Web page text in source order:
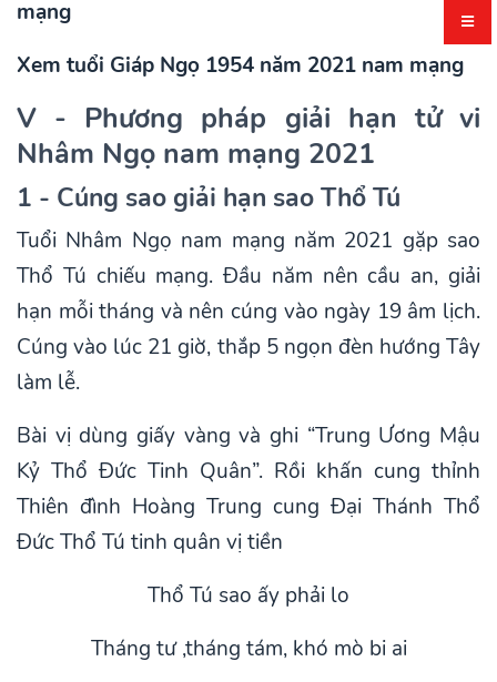
mạng
Xem tuổi Giáp Ngọ 1954 năm 2021 nam mạng
V - Phương pháp giải hạn tử vi
Nhâm Ngọ nam mạng 2021
1 - Cúng sao giải hạn sao Thổ Tú
Tuổi Nhâm Ngọ nam mạng năm 2021 gặp sao
Thổ Tú chiếu mạng. Đầu năm nên cầu an, giải
hạn mỗi tháng và nên cúng vào ngày 19 âm lịch.
Cúng vào lúc 21 giờ, thắp 5 ngọn đèn hướng Tây
làm lễ.
Bài vị dùng giấy vàng và ghi “Trung Ương Mậu
Kỷ Thổ Đức Tinh Quân”. Rồi khấn cung thỉnh
Thiên đình Hoàng Trung cung Đại Thánh Thổ
Đức Thổ Tú tinh quân vị tiền
Thổ Tú sao ấy phải lo
Tháng tư ,tháng tám, khó mò bi ai